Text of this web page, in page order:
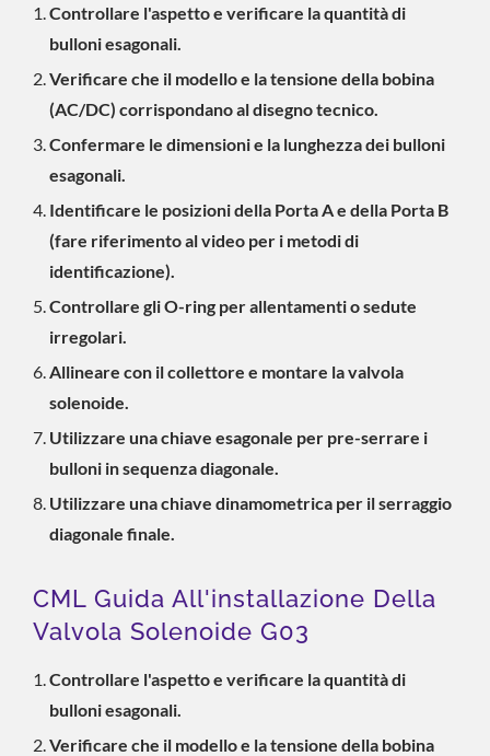
Controllare l'aspetto e verificare la quantità di
bulloni esagonali.
Verificare che il modello e la tensione della bobina
(AC/DC) corrispondano al disegno tecnico.
Confermare le dimensioni e la lunghezza dei bulloni
esagonali.
Identificare le posizioni della Porta A e della Porta B
(fare riferimento al video per i metodi di
identificazione).
Controllare gli O-ring per allentamenti o sedute
irregolari.
Allineare con il collettore e montare la valvola
solenoide.
Utilizzare una chiave esagonale per pre-serrare i
bulloni in sequenza diagonale.
Utilizzare una chiave dinamometrica per il serraggio
diagonale finale.
CML Guida All'installazione Della
Valvola Solenoide G03
Controllare l'aspetto e verificare la quantità di
bulloni esagonali.
Verificare che il modello e la tensione della bobina